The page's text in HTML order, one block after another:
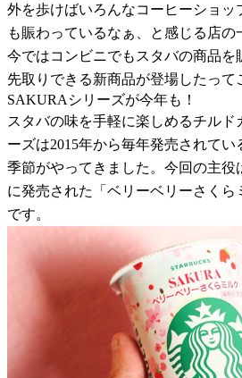
外を歩けばいろんなコーヒーショッ
も賑わっているなぁ、と感じる店の
今ではコンビニでもスタバの商品を
先取りできる新商品が登場したって
SAKURAシリーズが今年も！
スタバの味を手軽に楽しめるチルド
ーズは2015年から毎年発売されて
季節がやってきました。今回の主役
に発売された「ベリーベリーさくら
です。